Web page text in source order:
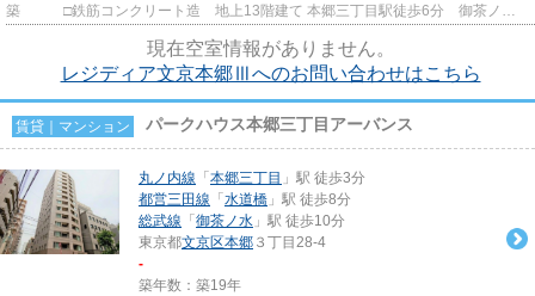
築 □鉄筋コンクリート造 地上13階建て 本郷三丁目駅徒歩6分 御茶ノ水
現在空室情報がありません。
レジディア文京本郷Ⅲへのお問い合わせはこちら
賃貸｜マンション パークハウス本郷三丁目アーバンス
丸ノ内線 「 本郷三丁目 」駅 徒歩3分
都営三田線 「 水道橋 」駅 徒歩8分
総武線 「 御茶ノ水 」駅 徒歩10分
東京都文京区本郷 ３丁目28-4
-
築年数：築19年